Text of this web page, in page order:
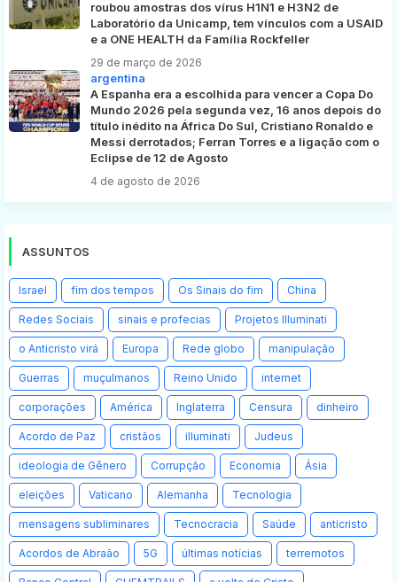
roubou amostras dos vírus H1N1 e H3N2 de
Laboratório da Unicamp, tem vínculos com a USAID
e a ONE HEALTH da Família Rockfeller
29 de março de 2026
argentina
A Espanha era a escolhida para vencer a Copa Do
Mundo 2026 pela segunda vez, 16 anos depois do
título inédito na África Do Sul, Cristiano Ronaldo e
Messi derrotados; Ferran Torres e a ligação com o
Eclipse de 12 de Agosto
4 de agosto de 2026
ASSUNTOS
Israel fim dos tempos Os Sinais do fim China
Redes Sociais sinais e profecias Projetos Illuminati
o Anticristo virá Europa Rede globo manipulação
Guerras muçulmanos Reino Unido internet
corporações América Inglaterra Censura dinheiro
Acordo de Paz cristãos illuminati Judeus
ideologia de Gênero Corrupção Economia Ásia
eleições Vaticano Alemanha Tecnologia
mensagens subliminares Tecnocracia Saúde anticristo
Acordos de Abraão 5G últimas notícias terremotos